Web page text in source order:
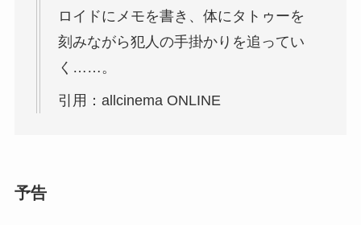
ロイドにメモを書き、体にタトゥーを
刻みながら犯人の手掛かりを追ってい
く……。
引用：allcinema ONLINE
予告